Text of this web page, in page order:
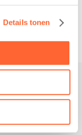
Details tonen